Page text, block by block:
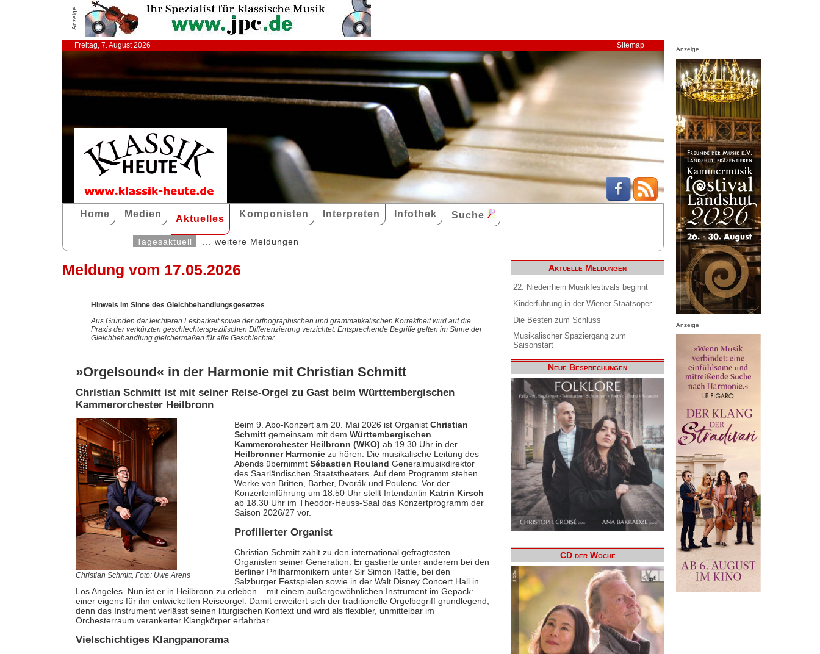
Anzeige
Freitag, 7. August 2026 Sitemap
Home Medien Aktuelles Komponisten Interpreten Infothek Suche
Tagesaktuell ... weitere Meldungen
Meldung vom 17.05.2026
Hinweis im Sinne des Gleichbehandlungsgesetzes
Aus Gründen der leichteren Lesbarkeit sowie der orthographischen und grammatikalischen Korrektheit wird auf die
Praxis der verkürzten geschlechterspezifischen Differenzierung verzichtet. Entsprechende Begriffe gelten im Sinne der
Gleichbehandlung gleichermaßen für alle Geschlechter.
»Orgelsound« in der Harmonie mit Christian Schmitt
Christian Schmitt ist mit seiner Reise-Orgel zu Gast beim Württembergischen
Kammerorchester Heilbronn
Christian Schmitt, Foto: Uwe Arens
Beim 9. Abo-Konzert am 20. Mai 2026 ist Organist Christian
Schmittgemeinsam mit dem Württembergischen
Kammerorchester Heilbronn (WKO) ab 19.30 Uhr in der
Heilbronner Harmoniezu hören. Die musikalische Leitung des
Abends übernimmt Sébastien Rouland Generalmusikdirektor
des Saarländischen Staatstheaters. Auf dem Programm stehen
Werke von Britten, Barber, Dvorák und Poulenc. Vor der
Konzerteinführung um 18.50 Uhr stellt Intendantin Katrin Kirsch
ab 18.30 Uhr im Theodor-Heuss-Saal das Konzertprogramm der
Saison 2026/27 vor.
Profilierter Organist
Christian Schmitt zählt zu den international gefragtesten
Organisten seiner Generation. Er gastierte unter anderem bei den
Berliner Philharmonikern unter Sir Simon Rattle, bei den
Salzburger Festspielen sowie in der Walt Disney Concert Hall in
Los Angeles. Nun ist er in Heilbronn zu erleben – mit einem außergewöhnlichen Instrument im Gepäck:
einer eigens für ihn entwickelten Reiseorgel. Damit erweitert sich der traditionelle Orgelbegriff grundlegend,
denn das Instrument verlässt seinen liturgischen Kontext und wird als flexibler, unmittelbar im
Orchesterraum verankerter Klangkörper erfahrbar.
Vielschichtiges Klangpanorama
Aktuelle Meldungen
22. Niederrhein Musikfestivals beginnt
Kinderführung in der Wiener Staatsoper
Die Besten zum Schluss
Musikalischer Spaziergang zum
Saisonstart
Neue Besprechungen
CD der Woche
Anzeige
Anzeige